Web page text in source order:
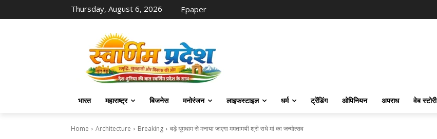
Thursday, August 6, 2026 Epaper
भारत महाराष्ट्र बिजनेस मनोरंजन लाइफस्‍टाइल धर्म ट्रेंडिंग ओपिनियन अपराध वेब स्टोरी
Home Architecture Breaking बड़े धूमधाम से मनाया जाएगा ममतामयी श्री राधे मां का जन्मोत्सव